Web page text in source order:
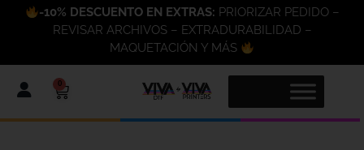
-10% DESCUENTO EN EXTRAS: PRIORIZAR PEDIDO –
REVISAR ARCHIVOS – EXTRADURABILIDAD –
MAQUETACIÓN Y MÁS
0